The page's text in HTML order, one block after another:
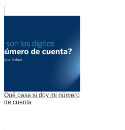
Qué pasa si doy mi número
de cuenta